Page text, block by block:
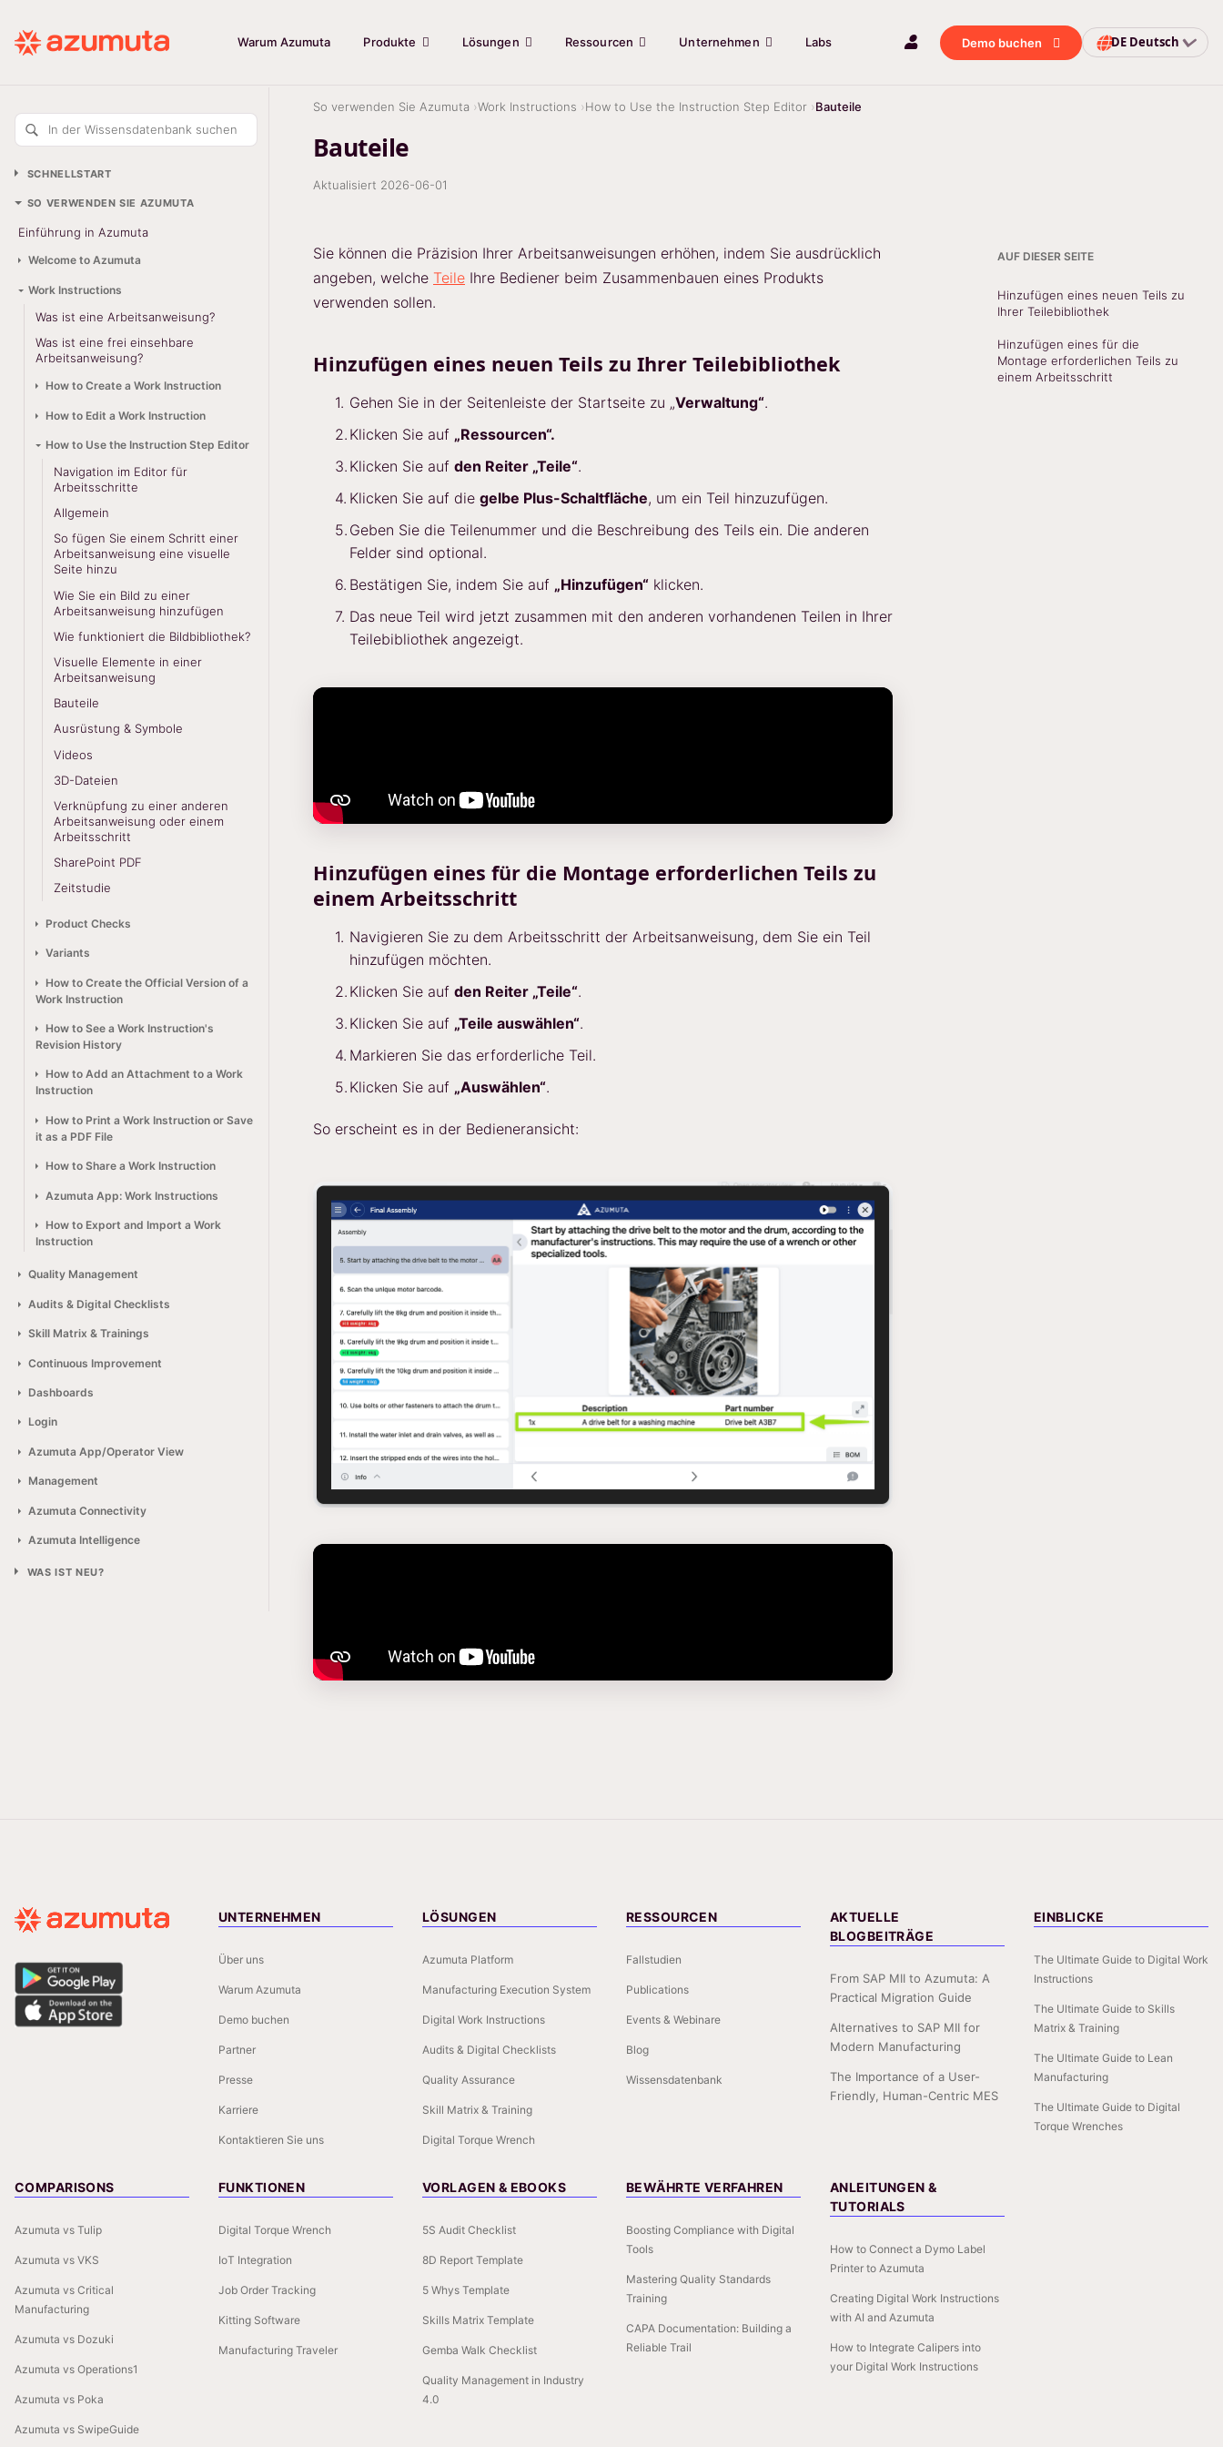
Warum Azumuta Produkte Lösungen Ressourcen Unternehmen Labs Demo buchen DE Deutsch
In der Wissensdatenbank suchen
SCHNELLSTART
SO VERWENDEN SIE AZUMUTA
Einführung in Azumuta
Welcome to Azumuta
Work Instructions
Was ist eine Arbeitsanweisung?
Was ist eine frei einsehbare
Arbeitsanweisung?
How to Create a Work Instruction
How to Edit a Work Instruction
How to Use the Instruction Step Editor
Navigation im Editor für
Arbeitsschritte
Allgemein
So fügen Sie einem Schritt einer
Arbeitsanweisung eine visuelle
Seite hinzu
Wie Sie ein Bild zu einer
Arbeitsanweisung hinzufügen
Wie funktioniert die Bildbibliothek?
Visuelle Elemente in einer
Arbeitsanweisung
Bauteile
Ausrüstung & Symbole
Videos
3D-Dateien
Verknüpfung zu einer anderen
Arbeitsanweisung oder einem
Arbeitsschritt
SharePoint PDF
Zeitstudie
Product Checks
Variants
How to Create the Official Version of a
Work Instruction
How to See a Work Instruction's
Revision History
How to Add an Attachment to a Work
Instruction
How to Print a Work Instruction or Save
it as a PDF File
How to Share a Work Instruction
Azumuta App: Work Instructions
How to Export and Import a Work
Instruction
Quality Management
Audits & Digital Checklists
Skill Matrix & Trainings
Continuous Improvement
Dashboards
Login
Azumuta App/Operator View
Management
Azumuta Connectivity
Azumuta Intelligence
WAS IST NEU?
So verwenden Sie Azumuta Work Instructions How to Use the Instruction Step Editor Bauteile
Bauteile
Aktualisiert 2026-06-01
Sie können die Präzision Ihrer Arbeitsanweisungen erhöhen, indem Sie ausdrücklich
angeben, welche Teile Ihre Bediener beim Zusammenbauen eines Produkts
verwenden sollen.
Hinzufügen eines neuen Teils zu Ihrer Teilebibliothek
Gehen Sie in der Seitenleiste der Startseite zu „Verwaltung“.
Klicken Sie auf „Ressourcen“.
Klicken Sie auf den Reiter „Teile“.
Klicken Sie auf die gelbe Plus-Schaltfläche, um ein Teil hinzuzufügen.
Geben Sie die Teilenummer und die Beschreibung des Teils ein. Die anderen
Felder sind optional.
Bestätigen Sie, indem Sie auf „Hinzufügen“ klicken.
Das neue Teil wird jetzt zusammen mit den anderen vorhandenen Teilen in Ihrer
Teilebibliothek angezeigt.
Hinzufügen eines für die Montage erforderlichen Teils zu
einem Arbeitsschritt
Navigieren Sie zu dem Arbeitsschritt der Arbeitsanweisung, dem Sie ein Teil
hinzufügen möchten.
Klicken Sie auf den Reiter „Teile“.
Klicken Sie auf „Teile auswählen“.
Markieren Sie das erforderliche Teil.
Klicken Sie auf „Auswählen“.
So erscheint es in der Bedieneransicht:
AUF DIESER SEITE
Hinzufügen eines neuen Teils zu
Ihrer Teilebibliothek
Hinzufügen eines für die
Montage erforderlichen Teils zu
einem Arbeitsschritt
UNTERNEHMEN
Über uns
Warum Azumuta
Demo buchen
Partner
Presse
Karriere
Kontaktieren Sie uns
LÖSUNGEN
Azumuta Platform
Manufacturing Execution System
Digital Work Instructions
Audits & Digital Checklists
Quality Assurance
Skill Matrix & Training
Digital Torque Wrench
RESSOURCEN
Fallstudien
Publications
Events & Webinare
Blog
Wissensdatenbank
AKTUELLE
BLOGBEITRÄGE
From SAP MII to Azumuta: A
Practical Migration Guide
Alternatives to SAP MII for
Modern Manufacturing
The Importance of a User-
Friendly, Human-Centric MES
EINBLICKE
The Ultimate Guide to Digital Work
Instructions
The Ultimate Guide to Skills
Matrix & Training
The Ultimate Guide to Lean
Manufacturing
The Ultimate Guide to Digital
Torque Wrenches
COMPARISONS
Azumuta vs Tulip
Azumuta vs VKS
Azumuta vs Critical
Manufacturing
Azumuta vs Dozuki
Azumuta vs Operations1
Azumuta vs Poka
Azumuta vs SwipeGuide
FUNKTIONEN
Digital Torque Wrench
IoT Integration
Job Order Tracking
Kitting Software
Manufacturing Traveler
VORLAGEN & EBOOKS
5S Audit Checklist
8D Report Template
5 Whys Template
Skills Matrix Template
Gemba Walk Checklist
Quality Management in Industry
4.0
BEWÄHRTE VERFAHREN
Boosting Compliance with Digital
Tools
Mastering Quality Standards
Training
CAPA Documentation: Building a
Reliable Trail
ANLEITUNGEN &
TUTORIALS
How to Connect a Dymo Label
Printer to Azumuta
Creating Digital Work Instructions
with AI and Azumuta
How to Integrate Calipers into
your Digital Work Instructions